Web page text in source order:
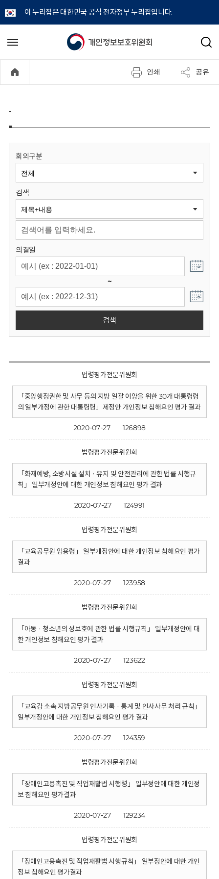
이 누리집은 대한민국 공식 전자정부 누리집입니다.
개
정
보
원
회
메
기
검
인쇄 공유
-
회의구분
검색
의결일
~
검색
법령평가전문위원회
「중앙행정권한 및 사무 등의 지방 일괄 이양을 위한 30개 대통령령
의 일부개정에 관한 대통령령」제정안 개인정보 침해요인 평가 결과
2020-07-27 126898
법령평가전문위원회
「화재예방, 소방시설 설치 · 유지 및 안전관리에 관한 법률 시행규
칙」 일부개정안에 대한 개인정보 침해요인 평가 결과
2020-07-27 124991
법령평가전문위원회
「교육공무원 임용령」 일부개정안에 대한 개인정보 침해요인 평가
결과
2020-07-27 123958
법령평가전문위원회
「아동 · 청소년의 성보호에 관한 법률 시행규칙」 일부개정안에 대
한 개인정보 침해요인 평가 결과
2020-07-27 123622
법령평가전문위원회
「교육감 소속 지방공무원 인사기록 · 통계 및 인사사무 처리 규칙」
일부개정안에 대한 개인정보 침해요인 평가 결과
2020-07-27 124359
법령평가전문위원회
「장애인고용촉진 및 직업재활법 시행령」 일부정안에 대한 개인정
보 침해요인 평가결과
2020-07-27 129234
법령평가전문위원회
「장애인고용촉진 및 직업재활법 시행규칙」 일부정안에 대한 개인
정보 침해요인 평가결과